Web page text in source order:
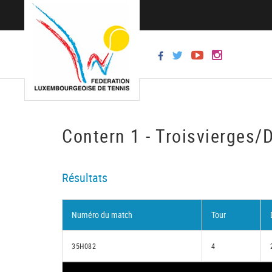
Contern 1 - Troisvierges/
Résultats
Numéro du match Tour
35H082 4